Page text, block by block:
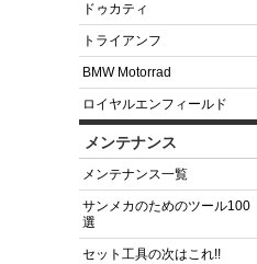
ドゥカティ
トライアンフ
BMW Motorrad
ロイヤルエンフィールド
メンテナンス
メンテナンス一覧
サンメカのためのツール100
選
セット工具の次はこれ!!